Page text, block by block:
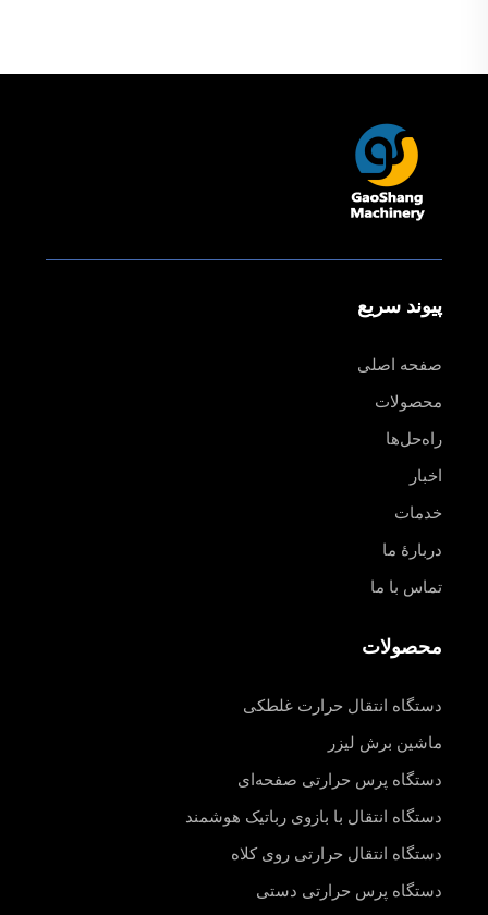
پیوند سریع
صفحه اصلی
محصولات
راه‌حل‌ها
اخبار
خدمات
دربارهٔ ما
تماس با ما
محصولات
دستگاه انتقال حرارت غلطکی
ماشین برش لیزر
دستگاه پرس حرارتی صفحه‌ای
دستگاه انتقال با بازوی رباتیک هوشمند
دستگاه انتقال حرارتی روی کلاه
دستگاه پرس حرارتی دستی